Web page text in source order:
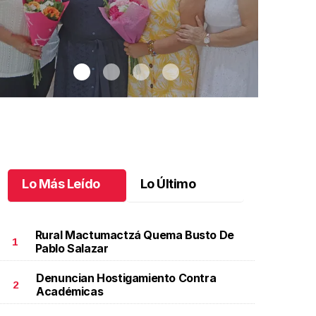
Una emotiva jubilación en educación especial.Una
emotiva jubilación en educación especial
Lo Más Leído Lo Último
1
Rural Mactumactzá Quema Busto De
Pablo Salazar
2
Denuncian Hostigamiento Contra
Académicas